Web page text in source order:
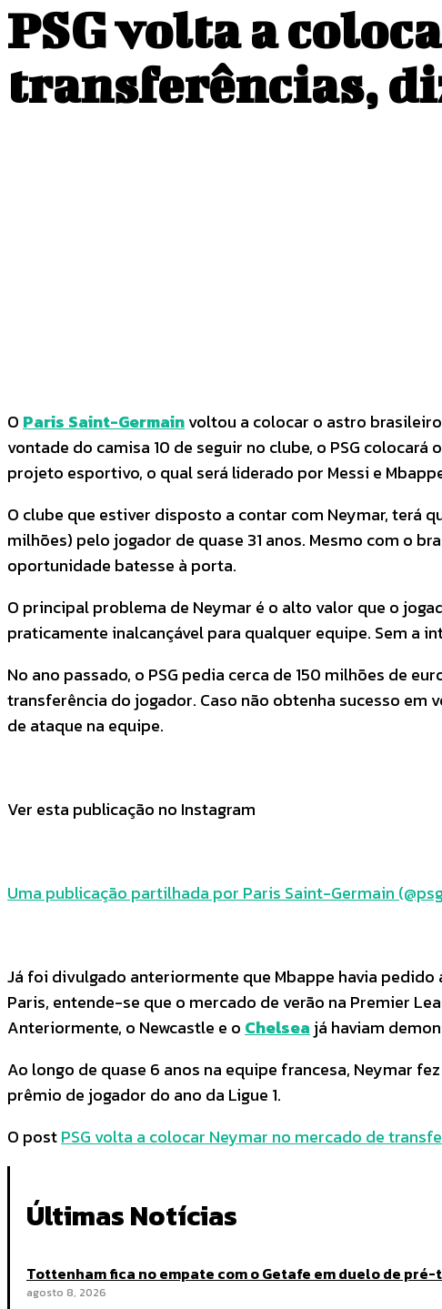
PSG volta a
transferências,
O Paris Saint-Germainvoltou a colocar o astro
vontade do camisa 10 de seguir no clube, o PSG
projeto esportivo, o qual será liderado por Messi e
O clube que estiver disposto a contar com Neymar, terá
milhões) pelo jogador de quase 31 anos. Mesmo com o
oportunidade batesse à porta.
O principal problema de Neymar é o alto valor que o
praticamente inalcançável para qualquer equipe. Sem a
No ano passado, o PSG pedia cerca de 150 milhões de
transferência do jogador. Caso não obtenha sucesso
de ataque na equipe.
Ver esta publicação no Instagram
Uma publicação partilhada por Paris Saint-Germain
Já foi divulgado anteriormente que Mbappe havia
Paris, entende-se que o mercado de verão na Premier
Anteriormente, o Newcastle e o Chelsea já haviam
Ao longo de quase 6 anos na equipe francesa, Neymar
prêmio de jogador do ano da Ligue 1.
O postPSG volta a colocar Neymar no mercado de
Últimas Notícias
Tottenham fica no empate com o Getafe em duelo de
agosto 8, 2026